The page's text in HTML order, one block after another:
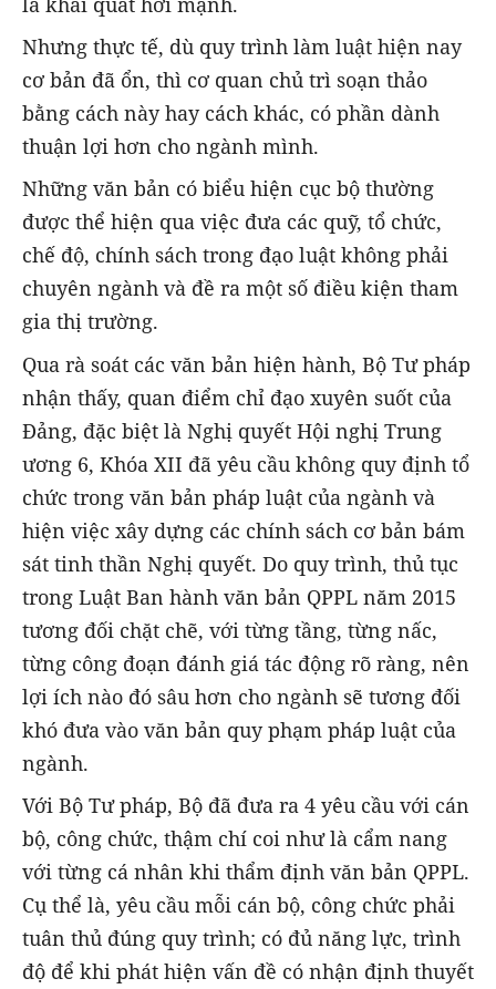
Nhưng thực tế, dù quy trình làm luật hiện nay
cơ bản đã ổn, thì cơ quan chủ trì soạn thảo
bằng cách này hay cách khác, có phần dành
thuận lợi hơn cho ngành mình.
Những văn bản có biểu hiện cục bộ thường
được thể hiện qua việc đưa các quỹ, tổ chức,
chế độ, chính sách trong đạo luật không phải
chuyên ngành và đề ra một số điều kiện tham
gia thị trường.
Qua rà soát các văn bản hiện hành, Bộ Tư pháp
nhận thấy, quan điểm chỉ đạo xuyên suốt của
Đảng, đặc biệt là Nghị quyết Hội nghị Trung
ương 6, Khóa XII đã yêu cầu không quy định tổ
chức trong văn bản pháp luật của ngành và
hiện việc xây dựng các chính sách cơ bản bám
sát tinh thần Nghị quyết. Do quy trình, thủ tục
trong Luật Ban hành văn bản QPPL năm 2015
tương đối chặt chẽ, với từng tầng, từng nấc,
từng công đoạn đánh giá tác động rõ ràng, nên
lợi ích nào đó sâu hơn cho ngành sẽ tương đối
khó đưa vào văn bản quy phạm pháp luật của
ngành.
Với Bộ Tư pháp, Bộ đã đưa ra 4 yêu cầu với cán
bộ, công chức, thậm chí coi như là cẩm nang
với từng cá nhân khi thẩm định văn bản QPPL.
Cụ thể là, yêu cầu mỗi cán bộ, công chức phải
tuân thủ đúng quy trình; có đủ năng lực, trình
độ để khi phát hiện vấn đề có nhận định thuyết